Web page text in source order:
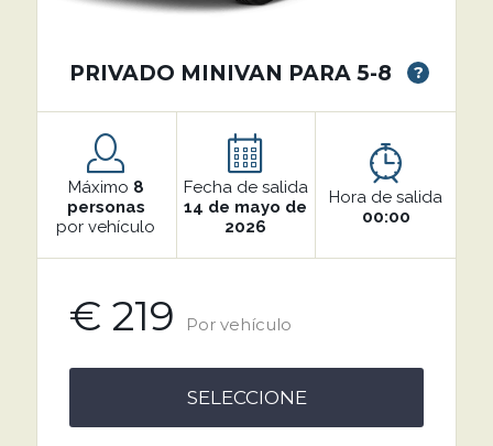
PRIVADO MINIVAN PARA 5-8 ?
Máximo 8
personas
por vehículo
Fecha de salida
14 de mayo de
2026
Hora de salida
00:00
€ 219 Por vehículo
SELECCIONE